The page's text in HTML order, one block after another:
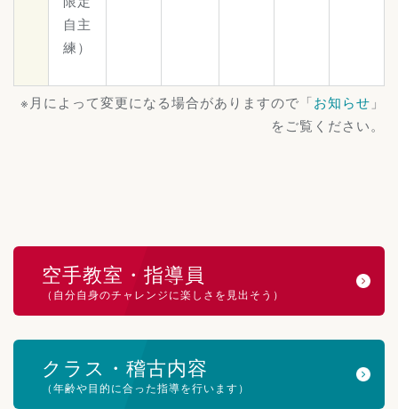
自主
練）
※月によって変更になる場合がありますので「お知らせ 」
をご覧ください。
空手教室・指導員
（自分自身のチャレンジに楽しさを見出そう）
クラス・稽古内容
（年齢や目的に合った指導を行います）